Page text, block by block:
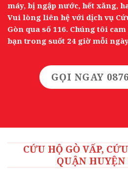
máy, bị ngập nước, hết xăng,
Vui lòng liên hệ với dịch vụ
Gòn qua số 116. Chúng tôi
bạn trong suốt 24 giờ mỗi
GỌI NGAY
CỨU HỘ GÒ VẤP,
QUẬN